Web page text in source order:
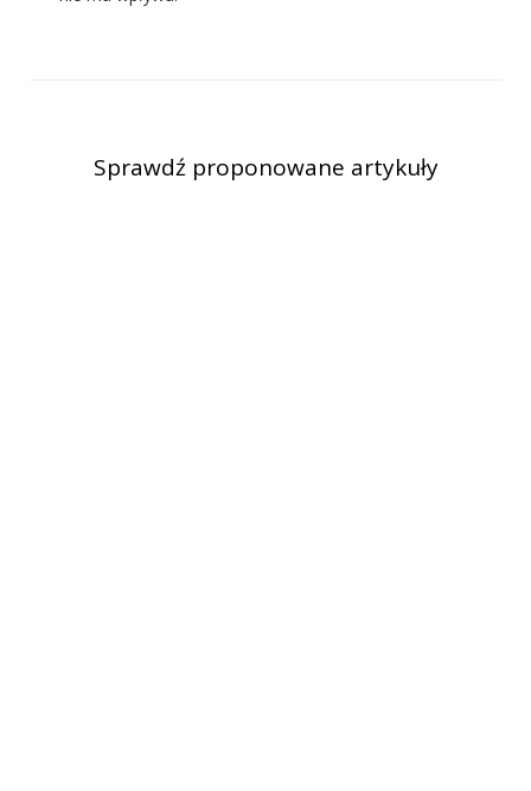
Sprawdź proponowane artykuły